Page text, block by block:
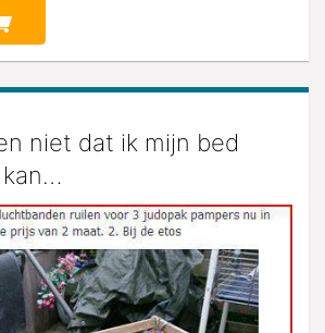
niet dat ik mijn bed